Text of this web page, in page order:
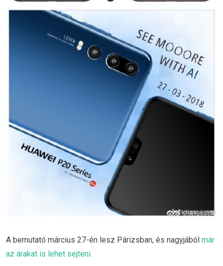
A bemutató március 27-én lesz Párizsban, és nagyjából már
az árakat is lehet sejteni.